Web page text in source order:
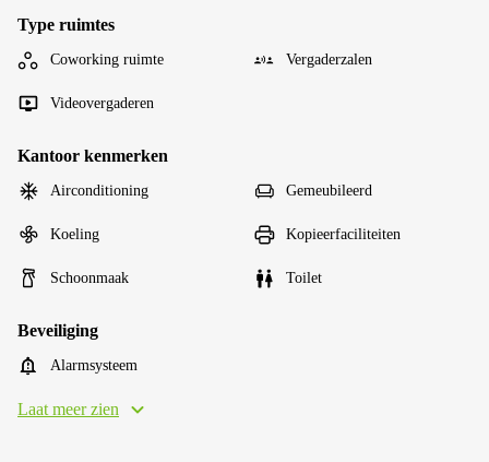
Type ruimtes
Coworking ruimte Vergaderzalen
Videovergaderen
Kantoor kenmerken
Airconditioning Gemeubileerd
Koeling Kopieerfaciliteiten
Schoonmaak Toilet
Beveiliging
Alarmsysteem
Laat meer zien